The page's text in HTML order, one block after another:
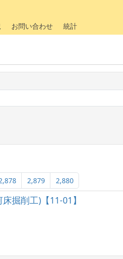
お問い合わせ 統計
2,879 2,880
掘削工)【11-01】